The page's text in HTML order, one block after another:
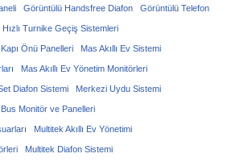
Görüntülü Handsfree Diafon Görüntülü Telefon
Hızlı Turnike Geçiş Sistemleri
Kapı Önü Panelleri Mas Akıllı Ev Sistemi
Mas Akıllı Ev Yönetim Monitörleri
Diafon Sistemi Merkezi Uydu Sistemi
Bus Monitör ve Panelleri
Multitek Akıllı Ev Yönetimi
Multitek Diafon Sistemi